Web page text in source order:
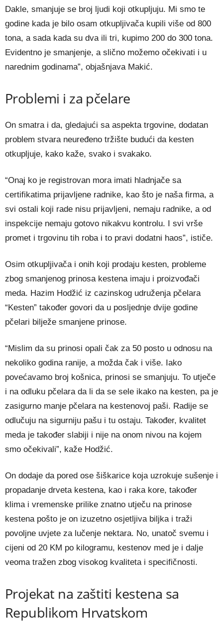
Dakle, smanjuje se broj ljudi koji otkupljuju. Mi smo te
godine kada je bilo osam otkupljivača kupili više od 800
tona, a sada kada su dva ili tri, kupimo 200 do 300 tona.
Evidentno je smanjenje, a slično možemo očekivati i u
narednim godinama”, objašnjava Makić.
Problemi i za pčelare
On smatra i da, gledajući sa aspekta trgovine, dodatan
problem stvara neuređeno tržište budući da kesten
otkupljuje, kako kaže, svako i svakako.
“Onaj ko je registrovan mora imati hladnjače sa
certifikatima prijavljene radnike, kao što je naša firma, a
svi ostali koji rade nisu prijavljeni, nemaju radnike, a od
inspekcije nemaju gotovo nikakvu kontrolu. I svi vrše
promet i trgovinu tih roba i to pravi dodatni haos”, ističe.
Osim otkupljivača i onih koji prodaju kesten, probleme
zbog smanjenog prinosa kestena imaju i proizvođači
meda. Hazim Hodžić iz cazinskog udruženja pčelara
“Kesten” također govori da u posljednje dvije godine
pčelari bilježe smanjene prinose.
“Mislim da su prinosi opali čak za 50 posto u odnosu na
nekoliko godina ranije, a možda čak i više. Iako
povećavamo broj košnica, prinosi se smanjuju. To utječe
i na odluku pčelara da li da se sele ikako na kesten, pa je
zasigurno manje pčelara na kestenovoj paši. Radije se
odlučuju na sigurniju pašu i tu ostaju. Također, kvalitet
meda je također slabiji i nije na onom nivou na kojem
smo očekivali”, kaže Hodžić.
On dodaje da pored ose šiškarice koja uzrokuje sušenje i
propadanje drveta kestena, kao i raka kore, također
klima i vremenske prilike znatno utječu na prinose
kestena pošto je on izuzetno osjetljiva biljka i traži
povoljne uvjete za lučenje nektara. No, unatoč svemu i
cijeni od 20 KM po kilogramu, kestenov med je i dalje
veoma tražen zbog visokog kvaliteta i specifičnosti.
Projekat na zaštiti kestena sa
Republikom Hrvatskom